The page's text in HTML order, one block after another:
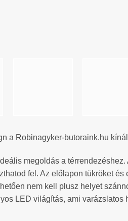
a Robinagyker-butoraink.hu
megoldás a
fel. Az előlapon tükröket
nem kell plusz helyet
LED világítás, ami